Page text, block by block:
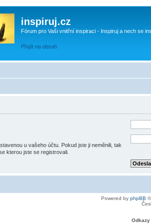
inspiruj.cz
Fórum pro Vaši vnitřní inspiraci - Inspiruj a nech se
Přejít na obsah
u vašeho účtu. Pokud jste ji neměnili, tak
kterou jste se registrovali.
Powered by phpBB